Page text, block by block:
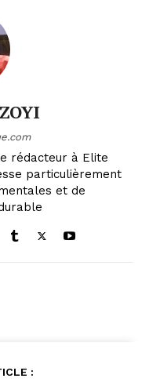
rédacteur à Elite
particulièrement
et de
: